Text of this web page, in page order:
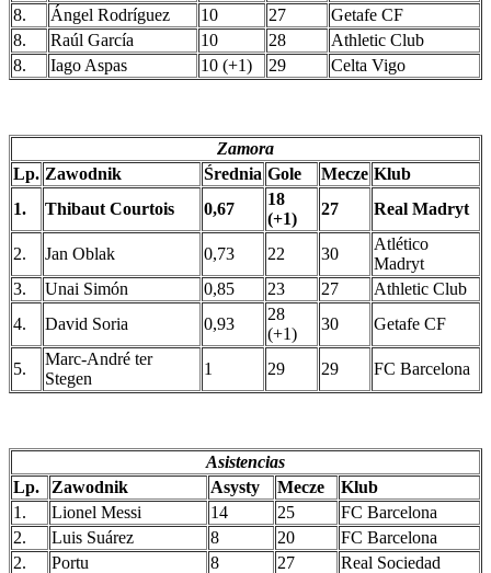
8.
Ángel Rodríguez 10 27
Getafe CF
8.
Raúl García 10 28
Athletic Club
8.
Iago Aspas 10 (+1) 29 Celta Vigo
Zamora
Lp. Zawodnik Średnia Gole Mecze Klub
1.
Thibaut Courtois 0,67
18
(+1)
27 Real Madryt
2. Jan Oblak 0,73 22 30
Atlético
Madryt
3.
Unai Simón 0,85 23 27
Athletic Club
4.
David Soria 0,93
28
(+1)
30 Getafe CF
5.
Marc-André ter
Stegen
1 29 29 FC Barcelona
Asistencias
Lp.
Zawodnik Asysty Mecze
Klub
1.
Lionel Messi 14 25
FC Barcelona
2.
Luis Suárez 8 20
FC Barcelona
2.
Portu 8 27
Real Sociedad